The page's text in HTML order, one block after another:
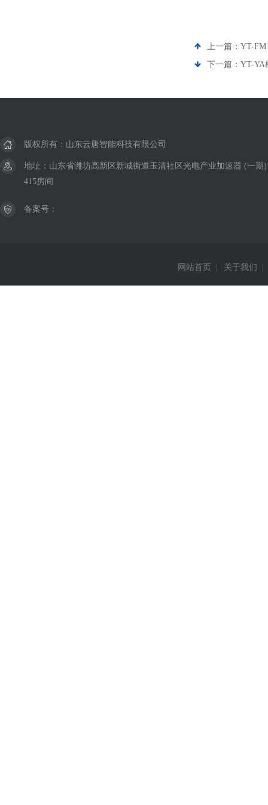
上一篇： YT-
下一篇： YT-YA
版权所有：山东云唐智能科技有限公司
地址：山东省潍坊高新区新城街道玉清社区光电产业加速器 (一期
415房间
备案号：
网站首页 关于我们